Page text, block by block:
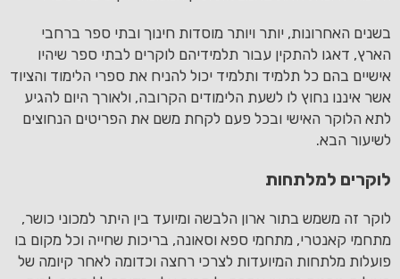
בשנים האחרונות, יותר ויותר מוסדות חינוך ובתי ספר ברחבי
הארץ, דאגו להתקין עבור תלמידיהם לוקרים לבתי ספר שיהיו
אישיים בהם כל תלמיד ותלמיד יכול להניח את ספרי הלימוד והציוד
אשר איננו נחוץ לו לשעת הלימודים הקרובה, ולאורך היום להגיע
לתא הלוקר האישי ובכל פעם לקחת משם את הפריטים הנחוצים
לשיעור הבא.
לוקרים למלתחות
לוקר זה משמש בתור ארון הלבשה ומיועד בין היתר למכוני כושר,
מתחמי קאנטרי, מתחמי ספא וסאונה, בריכות שחייה וכל מקום בו
פועלות מלתחות המיועדות לצרכי רחצה וכדומה לאחר קיומה של